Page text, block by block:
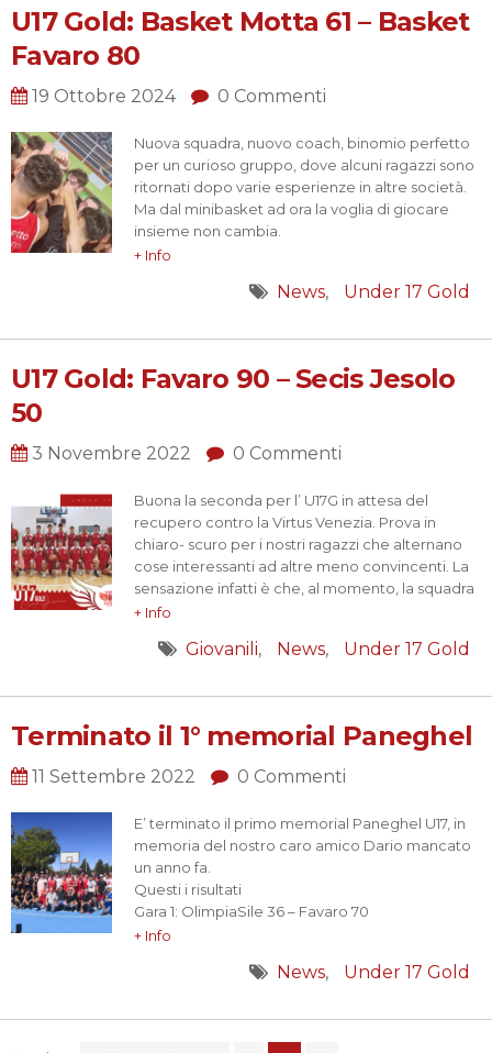
U17 Gold: Basket Motta 61 – Basket
Favaro 80
19 Ottobre 2024 0 Commenti
Nuova squadra, nuovo coach, binomio perfetto
per un curioso gruppo, dove alcuni ragazzi sono
ritornati dopo varie esperienze in altre società.
Ma dal minibasket ad ora la voglia di giocare
insieme non cambia.
Inizia così la prima di campionato dei nostri U17
visti al nostro Torneo Paneghel. Il lavoro fatto in
+ Info
News Under 17 Gold
U17 Gold: Favaro 90 – Secis Jesolo
50
3 Novembre 2022 0 Commenti
Buona la seconda per l’ U17G in attesa del
recupero contro la Virtus Venezia. Prova in
chiaro- scuro per i nostri ragazzi che alternano
cose interessanti ad altre meno convincenti. La
sensazione infatti è che, al momento, la squadra
debba ancora esprimere pienamente le proprie
“distratta” cosa che non le consente di
+ Info
Giovanili News Under 17 Gold
Terminato il 1° memorial Paneghel
11 Settembre 2022 0 Commenti
E’ terminato il primo memorial Paneghel U17, in
memoria del nostro caro amico Dario mancato
un anno fa.
Questi i risultati
Gara 1: OlimpiaSile 36 – Favaro 70
Gara 2: Basket Mogliano 63 – Basket Marcon 26
Finale 3°/4° posto: OlimpiaSile 52 – Basket
Finale 1°/2° posto: Favaro 66 – Basket Mogliano
+ Info
News Under 17 Gold